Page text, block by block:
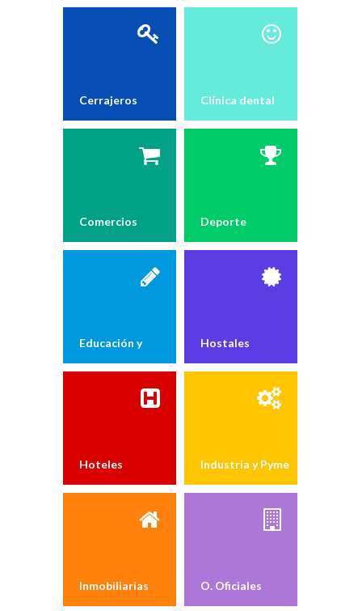
Cerrajeros Clínica dental
Comercios Deporte
Educación y
Hostales
Hoteles Industria y Pyme
Inmobiliarias O. Oficiales